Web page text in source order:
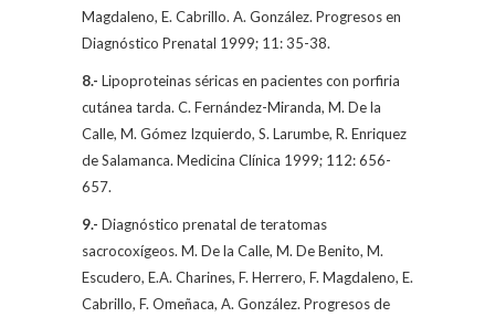
Magdaleno, E. Cabrillo. A. González. Progresos en
Diagnóstico Prenatal 1999; 11: 35-38.
8.- Lipoproteinas séricas en pacientes con porfiria
cutánea tarda. C. Fernández-Miranda, M. Dela
Calle, M. Gómez Izquierdo, S. Larumbe, R. Enriquez
de Salamanca. Medicina Clínica 1999; 112: 656-
657.
9.- Diagnóstico prenatal de teratomas
sacrocoxígeos. M. De la Calle, M. De Benito, M.
Escudero, E.A. Charines, F. Herrero, F. Magdaleno, E.
Cabrillo, F. Omeñaca, A. González. Progresos de